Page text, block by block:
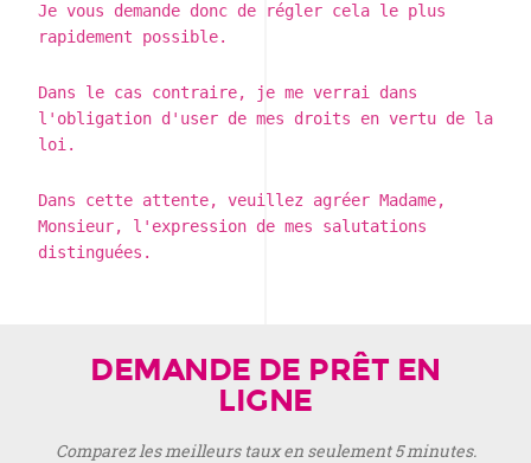
Je vous demande donc de régler cela le plus
rapidement possible.
Dans le cas contraire, je me verrai dans
l'obligation d'user de mes droits en vertu de la
loi.
Dans cette attente, veuillez agréer Madame,
Monsieur, l'expression de mes salutations
distinguées.
DEMANDE DE PRÊT EN
LIGNE
Comparez les meilleurs taux en seulement 5 minutes.